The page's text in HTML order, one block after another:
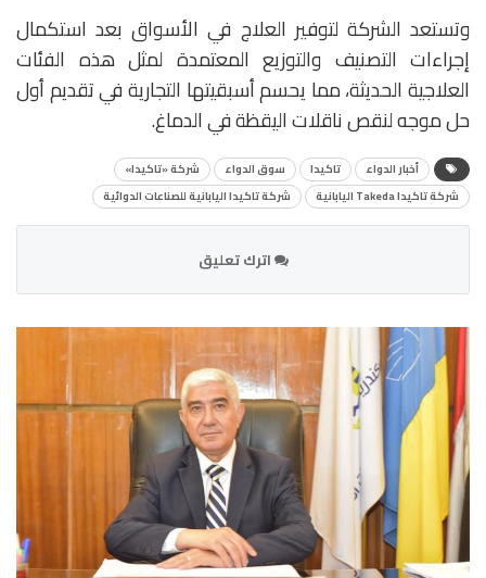
وتستعد الشركة لتوفير العلاج في الأسواق بعد استكمال
إجراءات التصنيف والتوزيع المعتمدة لمثل هذه الفئات
العلاجية الحديثة، مما يحسم أسبقيتها التجارية في تقديم أول
حل موجه لنقص ناقلات اليقظة في الدماغ.
أخبار الدواء تاكيدا سوق الدواء
شركة «تاكيدا»
شركة تاكيدا Takeda اليابانية
شركة تاكيدا اليابانية للصناعات الدوائية
اترك تعليق